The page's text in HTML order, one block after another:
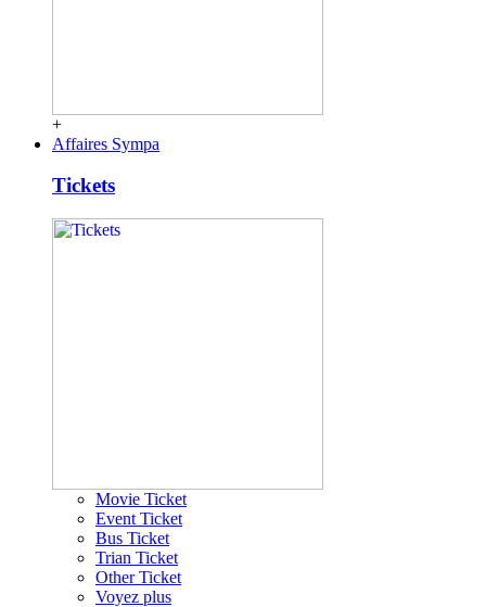
+
Affaires Sympa
Tickets
Movie Ticket
Event Ticket
Bus Ticket
Trian Ticket
Other Ticket
Voyez plus